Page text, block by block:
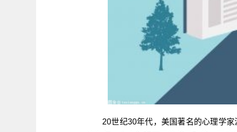
20世纪30年代，美国著名的心理学